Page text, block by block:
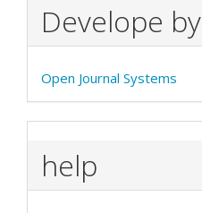
Develope by
Open Journal Systems
help